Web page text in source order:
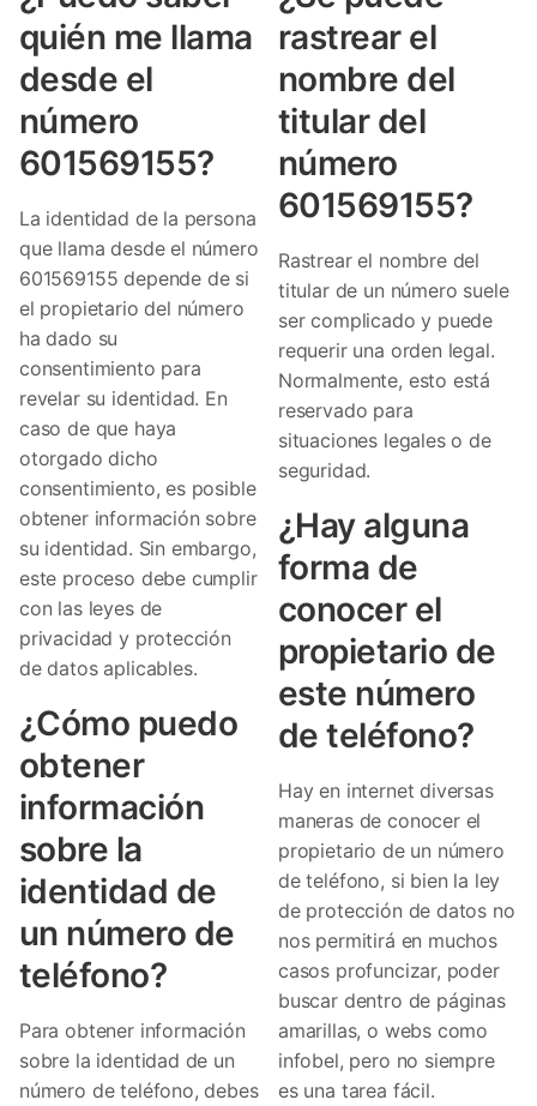
quién me llama
desde el
número
601569155?
La identidad de la persona
que llama desde el número
601569155 depende de si
el propietario del número
ha dado su
consentimiento para
revelar su identidad. En
caso de que haya
otorgado dicho
consentimiento, es posible
obtener información sobre
su identidad. Sin embargo,
este proceso debe cumplir
con las leyes de
privacidad y protección
de datos aplicables.
¿Cómo puedo
obtener
información
sobre la
identidad de
un número de
teléfono?
Para obtener información
sobre la identidad de un
número de teléfono, debes
rastrear el
nombre del
titular del
número
601569155?
Rastrear el nombre del
titular de un número suele
ser complicado y puede
requerir una orden legal.
Normalmente, esto está
reservado para
situaciones legales o de
seguridad.
¿Hay alguna
forma de
conocer el
propietario de
este número
de teléfono?
Hay en internet diversas
maneras de conocer el
propietario de un número
de teléfono, si bien la ley
de protección de datos no
nos permitirá en muchos
casos profuncizar, poder
buscar dentro de páginas
amarillas, o webs como
infobel, pero no siempre
es una tarea fácil.